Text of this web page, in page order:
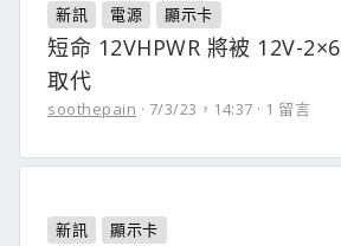
新訊 電源 顯示卡
短命 12VHPWR 將被 12V-2×6
取代
soothepain 7/3/23，14:37 1 留言
新訊 顯示卡